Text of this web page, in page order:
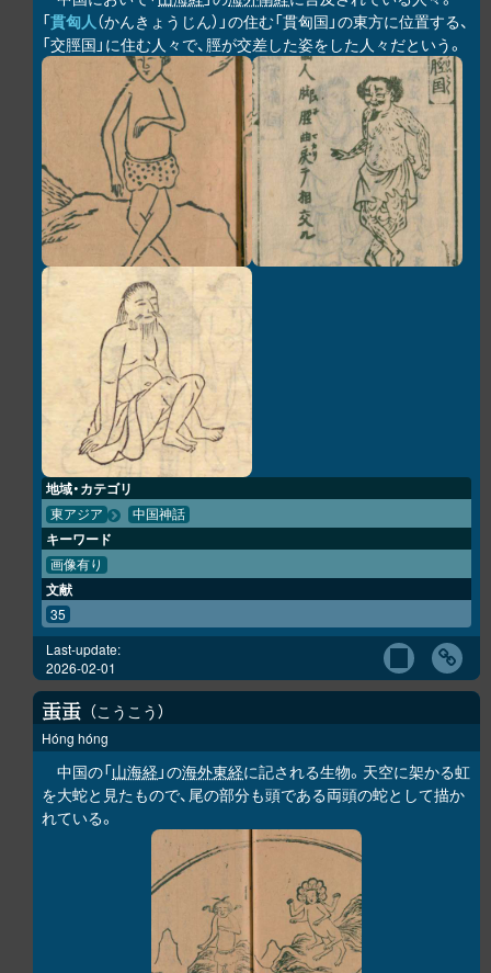
「貫匈人（かんきょうじん）」の住む「貫匈国」の東方に位置する、
「交脛国」に住む人々で、脛が交差した姿をした人々だという。
地域・カテゴリ
東アジア 中国神話
キーワード
画像有り
文献
35
Last-update:
2026-02-01
𧈫𧈫 こうこう
Hóng hóng
中国の「山海経 」の海外東経に記される生物。天空に架かる虹
を大蛇と見たもので、尾の部分も頭である両頭の蛇として描か
れている。